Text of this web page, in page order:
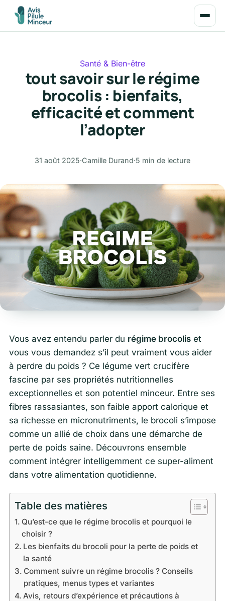
Santé & Bien-être
tout savoir sur le régime
brocolis : bienfaits,
efficacité et comment
l’adopter
31 août 2025·Camille Durand·5 min de lecture
Vous avez entendu parler du régime brocolis et
vous vous demandez s’il peut vraiment vous aider
à perdre du poids ? Ce légume vert crucifère
fascine par ses propriétés nutritionnelles
exceptionnelles et son potentiel minceur. Entre ses
fibres rassasiantes, son faible apport calorique et
sa richesse en micronutriments, le brocoli s’impose
comme un allié de choix dans une démarche de
perte de poids saine. Découvrons ensemble
comment intégrer intelligemment ce super-aliment
dans votre alimentation quotidienne.
Table des matières
Qu’est-ce que le régime brocolis et pourquoi le
choisir ?
Les bienfaits du brocoli pour la perte de poids et
la santé
Comment suivre un régime brocolis ? Conseils
pratiques, menus types et variantes
Avis, retours d’expérience et précautions à